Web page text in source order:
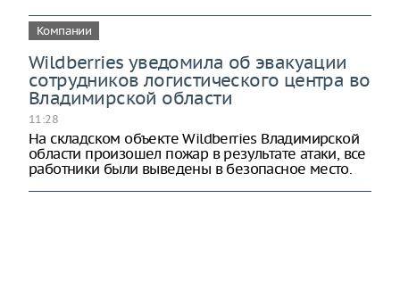
Компании
Wildberries уведомила об эвакуации
сотрудников логистического центра во
Владимирской области
11:28
На складском объекте Wildberries Владимирской
области произошел пожар в результате атаки, все
работники были выведены в безопасное место.